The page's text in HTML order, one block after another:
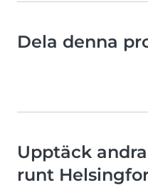
Dela denna
Upptäck
runt